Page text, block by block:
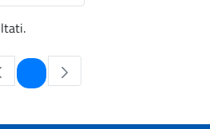
Pagina